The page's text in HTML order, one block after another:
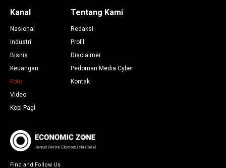
Kanal
Nasional
Industri
Bisnis
Keuangan
Foto
Video
Kopi Pagi
Tentang Kami
Redaksi
Profil
Disclaimer
Pedoman Media Cyber
Kontak
Find and Follow Us